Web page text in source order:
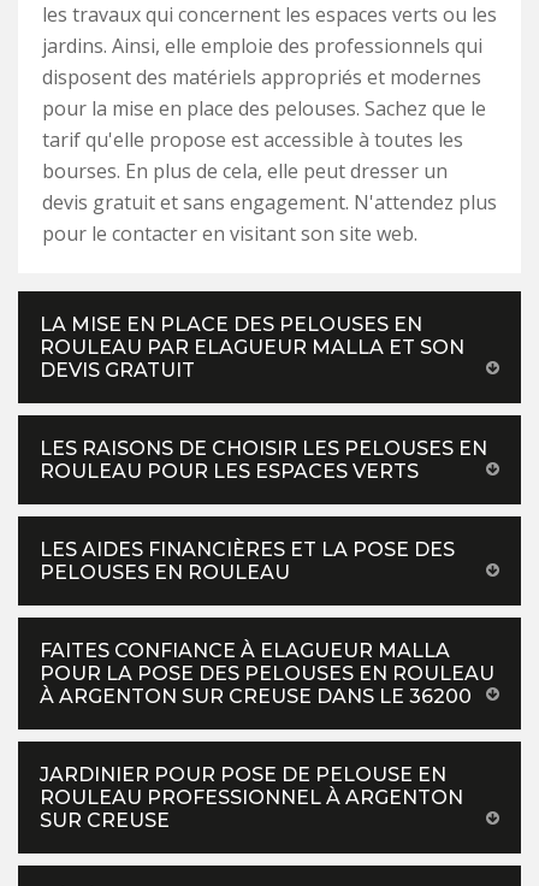
les travaux qui concernent les espaces verts ou les
jardins. Ainsi, elle emploie des professionnels qui
disposent des matériels appropriés et modernes
pour la mise en place des pelouses. Sachez que le
tarif qu'elle propose est accessible à toutes les
bourses. En plus de cela, elle peut dresser un
devis gratuit et sans engagement. N'attendez plus
pour le contacter en visitant son site web.
LA MISE EN PLACE DES PELOUSES EN
ROULEAU PAR ELAGUEUR MALLA ET SON
DEVIS GRATUIT
LES RAISONS DE CHOISIR LES PELOUSES EN
ROULEAU POUR LES ESPACES VERTS
LES AIDES FINANCIÈRES ET LA POSE DES
PELOUSES EN ROULEAU
FAITES CONFIANCE À ELAGUEUR MALLA
POUR LA POSE DES PELOUSES EN ROULEAU
À ARGENTON SUR CREUSE DANS LE 36200
JARDINIER POUR POSE DE PELOUSE EN
ROULEAU PROFESSIONNEL À ARGENTON
SUR CREUSE